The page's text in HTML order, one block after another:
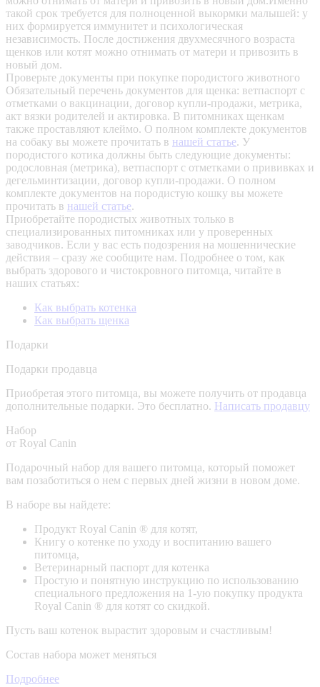
такой срок требуется для полноценной выкормки малышей: у
них формируется иммунитет и психологическая
независимость. После достижения двухмесячного возраста
щенков или котят можно отнимать от матери и привозить в
новый дом.
Проверьте документы при покупке породистого животного
Обязательный перечень документов для щенка: ветпаспорт с
отметками о вакцинации, договор купли-продажи, метрика,
акт вязки родителей и актировка. В питомниках щенкам
также проставляют клеймо. О полном комплекте документов
на собаку вы можете прочитать в нашей статье. У
породистого котика должны быть следующие документы:
родословная (метрика), ветпаспорт с отметками о прививках и
дегельминтизации, договор купли-продажи. О полном
комплекте документов на породистую кошку вы можете
прочитать в нашей статье.
Приобретайте породистых животных только в
специализированных питомниках или у проверенных
заводчиков. Если у вас есть подозрения на мошеннические
действия – сразу же сообщите нам. Подробнее о том, как
выбрать здорового и чистокровного питомца, читайте в
наших статьях:
Как выбрать котенка
Как выбрать щенка
Подарки
Подарки продавца
Приобретая этого питомца, вы можете получить от продавца
дополнительные подарки. Это бесплатно. Написать продавцу
Набор
от Royal Canin
Подарочный набор для вашего питомца, который поможет
вам позаботиться о нем с первых дней жизни в новом доме.
В наборе вы найдете:
Продукт Royal Canin ® для котят,
Книгу о котенке по уходу и воспитанию вашего
питомца,
Ветеринарный паспорт для котенка
Простую и понятную инструкцию по использованию
специального предложения на 1-ую покупку продукта
Royal Canin ® для котят со скидкой.
Пусть ваш котенок вырастит здоровым и счастливым!
Состав набора может меняться
Подробнее